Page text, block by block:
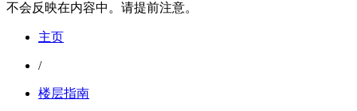
不会反映在内容中。请提前注意。
主页
/
楼层指南